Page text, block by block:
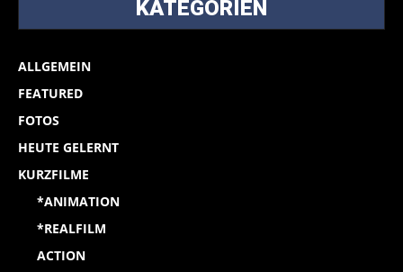
KATEGORIEN
ALLGEMEIN
FEATURED
FOTOS
HEUTE GELERNT
KURZFILME
*ANIMATION
*REALFILM
ACTION